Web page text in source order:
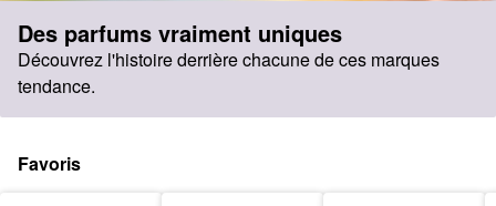
Des parfums vraiment uniques
Découvrez l'histoire derrière chacune de ces marques
tendance.
Favoris